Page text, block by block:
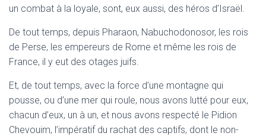
un combat à la loyale, sont, eux aussi, des héros d’Israël.
De tout temps, depuis Pharaon, Nabuchodonosor, les rois
de Perse, les empereurs de Rome et même les rois de
France, il y eut des otages juifs.
Et, de tout temps, avec la force d’une montagne qui
pousse, ou d’une mer qui roule, nous avons lutté pour eux,
chacun d’eux, un à un, et nous avons respecté le Pidion
Chevouim, l’impératif du rachat des captifs, dont le non-